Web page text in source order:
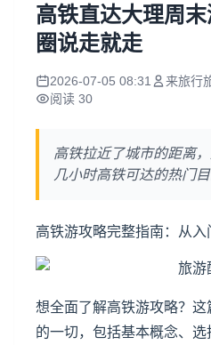
高铁直达大理周
圈说走就走
2026-07-05 08:31 来旅行
阅读 30
高铁拉近了城市的距离
几小时高铁可达的热门目
高铁游攻略完整指南：从入
想全面了解高铁游攻略？
的一切，包括基本概念、